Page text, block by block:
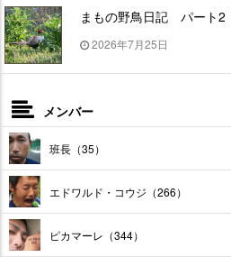
まもの野鳥日記 パート2
2026年7月25日
メンバー
班長（35）
エドワルド・コウジ（266）
ピカマーレ（344）